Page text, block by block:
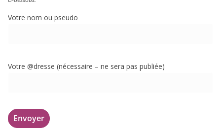
Votre nom ou pseudo
Votre @dresse (néces­saire – ne sera pas publiée)